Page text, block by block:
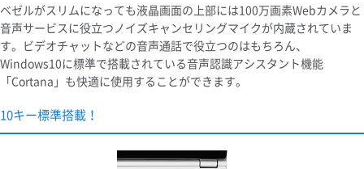
ベゼルがスリムになっても液晶画面の上部には100万画素Webカメラと
音声サービスに役立つノイズキャンセリングマイクが内蔵されていま
す。ビデオチャットなどの音声通話で役立つのはもちろん、
Windows10に標準で搭載されている音声認識アシスタント機能
「Cortana」も快適に使用することができます。
10キー標準搭載！